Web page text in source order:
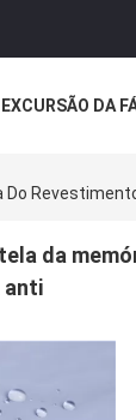
EXCURSÃO DA
Do
da
anti